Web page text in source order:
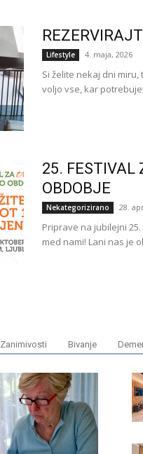
Lifestyle 4. maja, 2026
Si želite nekaj dni
voljo vse, kar
25. FESTIVAL
OBDOBJE
Nekategorizirano 28.
Priprave na jubilejni
med nami! Lani nas je
Zanimivosti Bivanje